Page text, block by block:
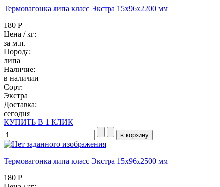
Термовагонка липа класс Экстра 15x96x2200 мм
180 Р
Цена / кг:
за м.п.
Порода:
липа
Наличие:
в наличии
Сорт:
Экстра
Доставка:
сегодня
КУПИТЬ В 1 КЛИК
Термовагонка липа класс Экстра 15x96x2500 мм
180 Р